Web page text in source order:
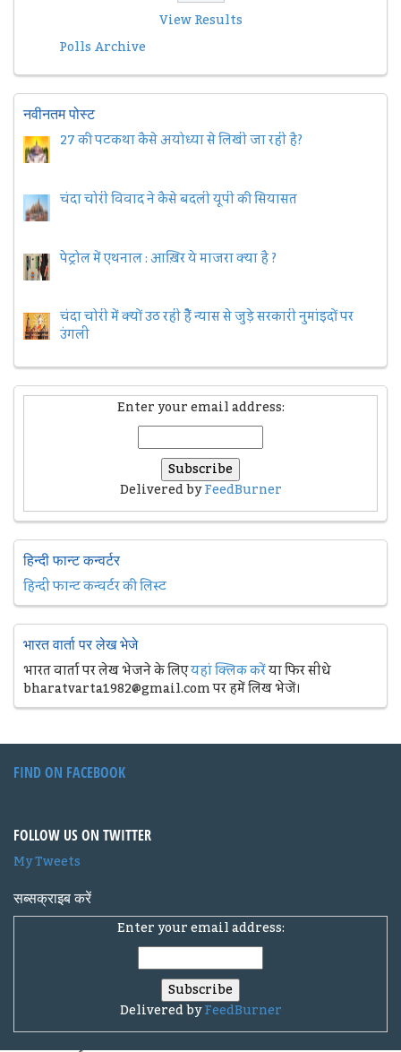
View Results
Polls Archive
नवीनतम पोस्ट
27 की पटकथा कैसे अयोध्या से लिखी जा रही है?
चंदा चोरी विवाद ने कैसे बदली यूपी की सियासत
पेट्रोल में एथनाल : आख़िर ये माजरा क्या है ?
चंदा चोरी में क्यों उठ रही हैैं न्यास से जुड़े सरकारी नुमांइदों पर
उंगली
Enter your email address:
Delivered byFeedBurner
हिन्दी फान्ट कन्वर्टर
हिन्दी फान्ट कन्वर्टर की लिस्ट
भारत वार्ता पर लेख भेजे
भारत वार्ता पर लेख भेजने के लिएयहां क्लिक करेंया फिर सीधे
bharatvarta1982@gmail.com पर हमें लिख भेजें।
FIND ON FACEBOOK
FOLLOW US ON TWITTER
My Tweets
सब्सक्राइब करें
Enter your email address:
Delivered byFeedBurner